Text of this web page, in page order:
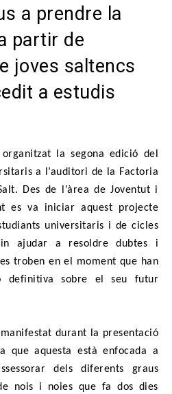
a prendre la
partir de
joves saltencs
a estudis
organitzat la segona edició del
a l’auditori de la Factoria
Des de l’àrea de Joventut i
es va iniciar aquest projecte
universitaris i de cicles
ajudar a resoldre dubtes i
troben en el moment que han
definitiva sobre el seu futur
manifestat durant la presentació
que aquesta està enfocada a
dels diferents graus
nois i noies que fa dos dies